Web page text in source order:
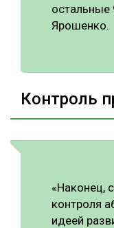
остальные
Ярошенко.
Контроль
«Наконец,
контроля
идеей